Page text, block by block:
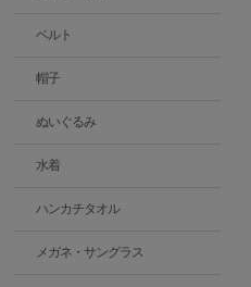
ベルト
帽子
ぬいぐるみ
水着
ハンカチタオル
メガネ・サングラス